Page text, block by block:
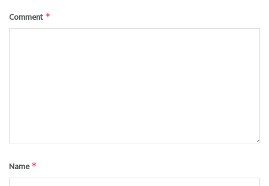
Comment *
Name*